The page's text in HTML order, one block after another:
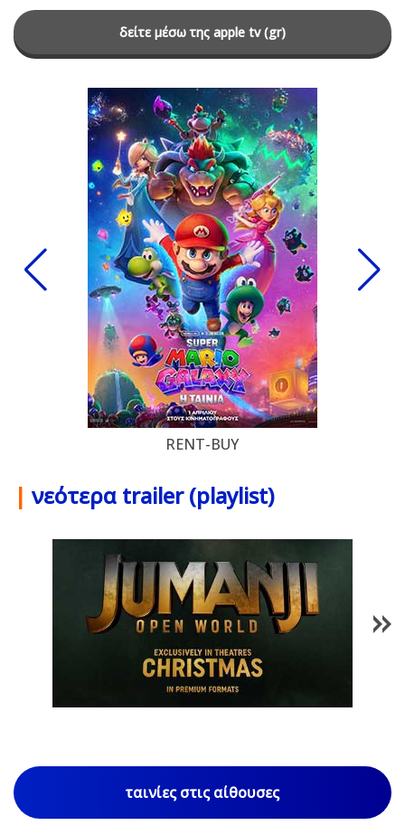
δείτε μέσω της apple tv (gr)
RENT-BUY
| νεότερα trailer (playlist)
1/85
ταινίες στις αίθουσες